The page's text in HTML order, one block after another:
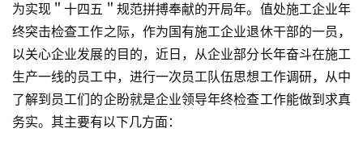
为实现＂十四五＂规范拼搏奉献的开局年。值处施工企业年
终突击检查工作之际，作为国有施工企业退休干部的一员，
以关心企业发展的目的，近日，从企业部分长年奋斗在施工
生产一线的员工中，进行一次员工队伍思想工作调研，从中
了解到员工们的企盼就是企业领导年终检查工作能做到求真
务实。其主要有以下几方面：